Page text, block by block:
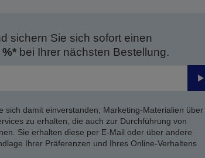
sichern Sie sich sofort einen
%*bei Ihrer nächsten Bestellung.
sich damit einverstanden, Marketing-Materialien über
zu erhalten, die auch zur Durchführung von
Sie erhalten diese per E-Mail oder über andere
Ihrer Präferenzen und Ihres Online-Verhaltens